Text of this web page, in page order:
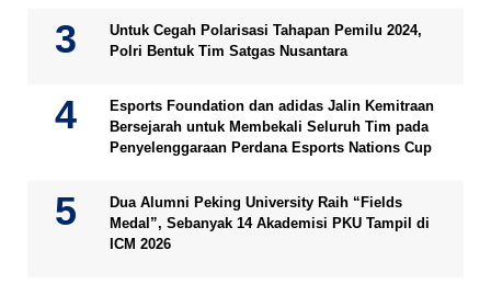
Untuk Cegah Polarisasi Tahapan Pemilu 2024,
Polri Bentuk Tim Satgas Nusantara
Esports Foundation dan adidas Jalin Kemitraan
Bersejarah untuk Membekali Seluruh Tim pada
Penyelenggaraan Perdana Esports Nations Cup
Dua Alumni Peking University Raih “Fields
Medal”, Sebanyak 14 Akademisi PKU Tampil di
ICM 2026